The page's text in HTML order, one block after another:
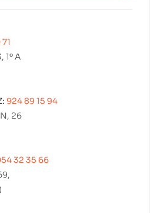
1º A
924 89 15 94
26
32 35 66